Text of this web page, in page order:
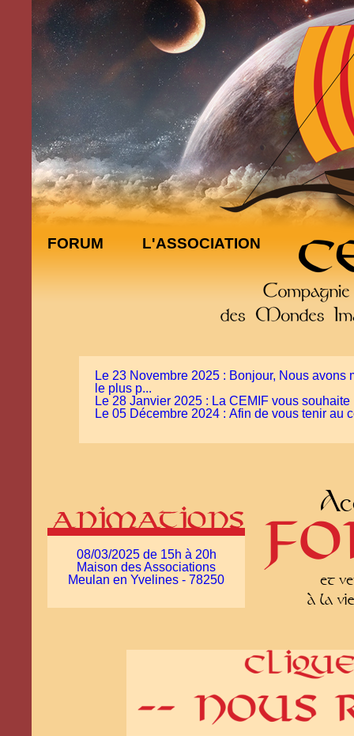
FORUM L'ASSOCIATION
Le 23 Novembre 2025 : Bonjour, Nous
le plus p...
Le 28 Janvier 2025 : La CEMIF vous
Le 05 Décembre 2024 : Afin de vous tenir au
08/03/2025 de 15h à 20h
Maison des Associations
Meulan en Yvelines - 78250